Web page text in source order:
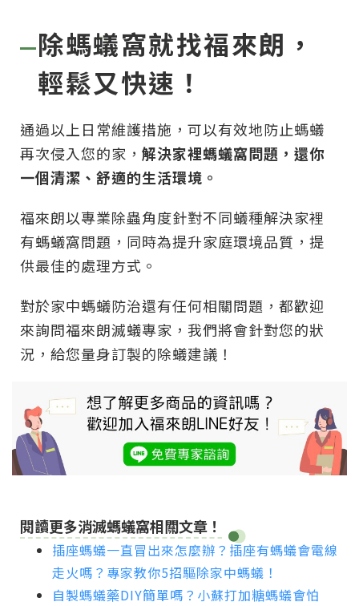
除螞蟻窩就找福來朗，
輕鬆又快速！
通過以上日常維護措施，可以有效地防止螞蟻
再次侵入您的家， 解決家裡螞蟻窩問題，還你
一個清潔、舒適的生活環境。
福來朗以專業除蟲角度針對不同蟻種解決家裡
有螞蟻窩問題，同時為提升家庭環境品質，提
供最佳的處理方式。
對於家中螞蟻防治還有任何相關問題，都歡迎
來詢問福來朗滅蟻專家，我們將會針對您的狀
況，給您量身訂製的除蟻建議！
閱讀更多消滅螞蟻窩相關文章！
插座螞蟻一直冒出來怎麼辦？插座有螞蟻會電線
走火嗎？專家教你5招驅除家中螞蟻！
自製螞蟻藥DIY簡單嗎？小蘇打加糖螞蟻會怕